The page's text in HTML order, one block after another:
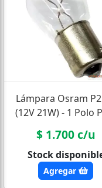
Lámpara Osram
(12V 21W) - 1 Polo
$ 1.700 c/u
Stock
Agregar